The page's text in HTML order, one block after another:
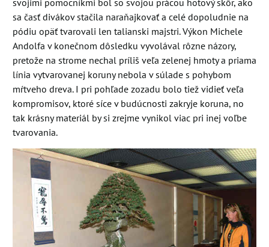
svojimi pomocníkmi bol so svojou prácou hotový skôr, ako
sa časť divákov stačila naraňajkovať a celé dopoludnie na
pódiu opäť tvarovali len talianski majstri. Výkon Michele
Andolfa v konečnom dôsledku vyvolával rôzne názory,
pretože na strome nechal príliš veľa zelenej hmoty a priama
línia vytvarovanej koruny nebola v súlade s pohybom
mŕtveho dreva. I pri pohľade zozadu bolo tiež vidieť veľa
kompromisov, ktoré síce v budúcnosti zakryje koruna, no
tak krásny materiál by si zrejme vynikol viac pri inej voľbe
tvarovania.